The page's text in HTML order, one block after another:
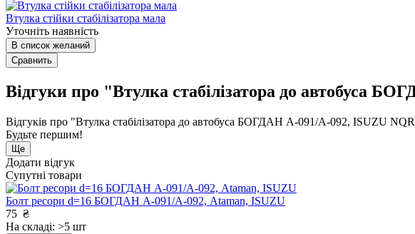
Втулка стійки стабілізатора мала
Уточніть наявність
В список желаний
Сравнить
Відгуки про "Втулка стабілізатора до автобуса
Відгуків про "Втулка стабілізатора до автобуса БОГДАН А-091/А-092, ISUZU
Будьте першим!
Ще
Додати відгук
Супутні товари
Болт ресори d=16 БОГДАН А-091/А-092, Ataman, ISUZU
75 ₴
На складі: >5 шт